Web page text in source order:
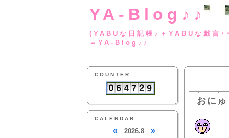
YA-Blog♪♪
(YABUな日記帳♪
＝YA-Blog♪♪
COUNTER
CALENDAR
« 2026.8 »
おに